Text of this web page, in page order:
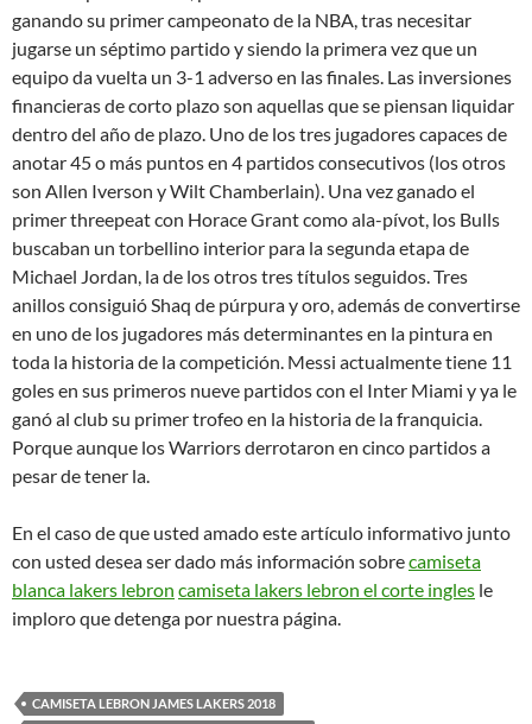
ganando su primer campeonato de la NBA, tras necesitar
jugarse un séptimo partido y siendo la primera vez que un
equipo da vuelta un 3-1 adverso en las finales. Las inversiones
financieras de corto plazo son aquellas que se piensan liquidar
dentro del año de plazo. Uno de los tres jugadores capaces de
anotar 45 o más puntos en 4 partidos consecutivos (los otros
son Allen Iverson y Wilt Chamberlain). Una vez ganado el
primer threepeat con Horace Grant como ala-pívot, los Bulls
buscaban un torbellino interior para la segunda etapa de
Michael Jordan, la de los otros tres títulos seguidos. Tres
anillos consiguió Shaq de púrpura y oro, además de convertirse
en uno de los jugadores más determinantes en la pintura en
toda la historia de la competición. Messi actualmente tiene 11
goles en sus primeros nueve partidos con el Inter Miami y ya le
ganó al club su primer trofeo en la historia de la franquicia.
Porque aunque los Warriors derrotaron en cinco partidos a
pesar de tener la.
En el caso de que usted amado este artículo informativo junto
con usted desea ser dado más información sobrecamiseta
blanca lakers lebron camiseta lakers lebron el corte ingles le
imploro que detenga por nuestra página.
CAMISETA LEBRON JAMES LAKERS 2018